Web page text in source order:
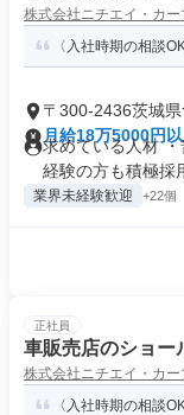
株式会社ニチエイ・カー
〈入社時期の相談
〒300-2436茨城
月給18万5000円
求めている人材
経験の方も積極採
業界未経験歓迎 +22個
正社員
車販売店のショー
株式会社ニチエイ・カー
〈入社時期の相談